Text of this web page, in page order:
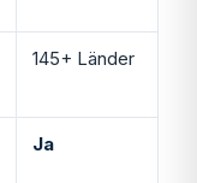
145+ Länder
Ja